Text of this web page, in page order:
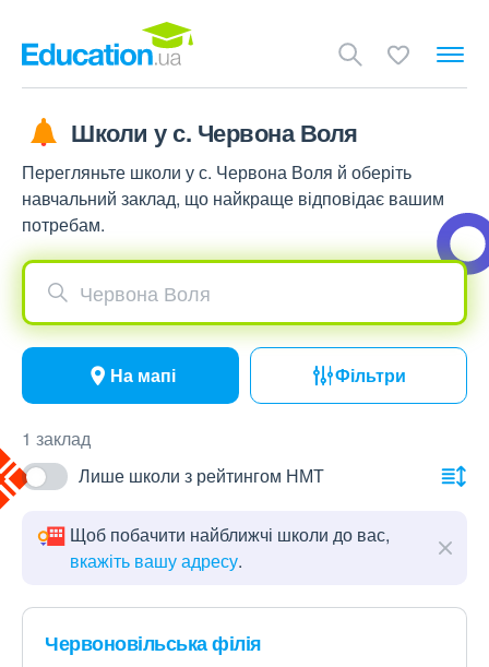
Школи у с. Червона Воля
Перегляньте школи у с. Червона Воля й оберіть
навчальний заклад, що найкраще відповідає вашим
потребам.
Червона Воля
На мапі Фільтри
1 заклад
Лише школи з рейтингом НМТ
Щоб побачити найближчі школи до вас,
вкажіть вашу адресу.
Червоновільська філія